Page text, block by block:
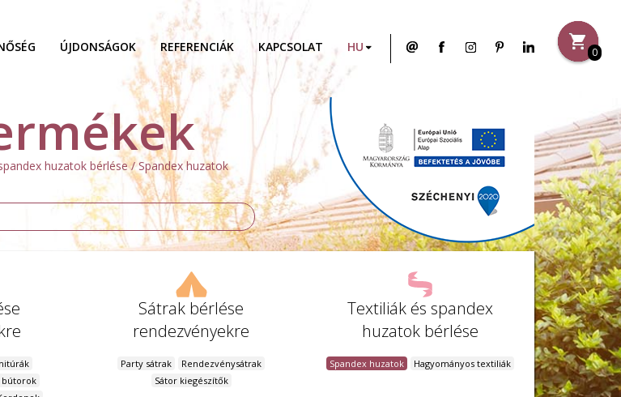
ÚJDONSÁGOK REFERENCIÁK KAPCSOLAT
huzatok bérlése / Spandex huzatok
0
bútorok
Sátrak bérlése
rendezvényekre
Party sátrak
Rendezvénysátrak
Sátor kiegészítők
Textiliák és spandex
huzatok bérlése
Spandex huzatok Hagyományos textiliák